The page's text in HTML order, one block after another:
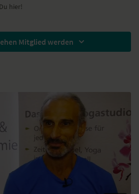
hier!
Mitglied werden